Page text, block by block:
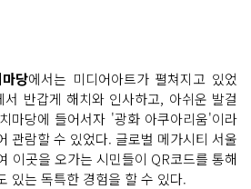
당에서는 미디어아트가 펼쳐지고 있었
서 반갑게 해치와 인사하고, 아쉬운 발걸
마당에 들어서자 '광화 아쿠아리움'이라
관람할 수 있었다. 글로벌 메가시티 서울
이곳을 오가는 시민들이 QR코드를 통해
있는 독특한 경험을 할 수 있다.